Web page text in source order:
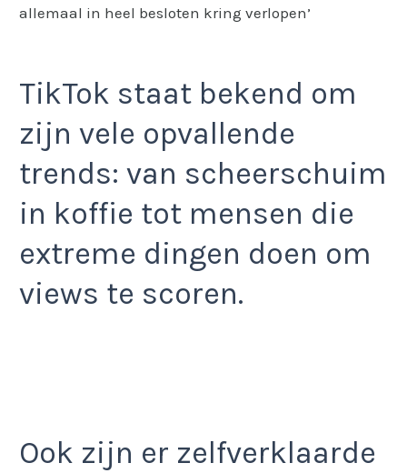
allemaal in heel besloten kring verlopen’
TikTok staat bekend om
zijn vele opvallende
trends: van scheerschuim
in koffie tot mensen die
extreme dingen doen om
views te scoren.
Ook zijn er zelfverklaarde